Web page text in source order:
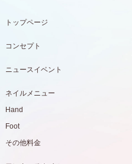
トップページ
コンセプト
ニュースイベント
ネイルメニュー
Hand
Foot
その他料金